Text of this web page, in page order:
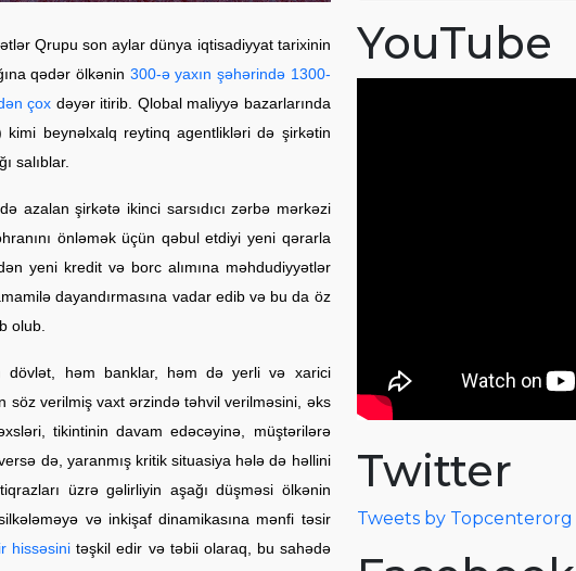
Qrupu son aylar dünya iqtisadiyyat tarixinin
qədər ölkənin 300-ə yaxın şəhərində 1300-
çox dəyər itirib. Qlobal maliyyə bazarlarında
kimi beynəlxalq reytinq agentlikləri də şirkətin
salıblar.
azalan şirkətə ikinci sarsıdıcı zərbə mərkəzi
önləmək üçün qəbul etdiyi yeni qərarla
yeni kredit və borc alımına məhdudiyyətlər
dayandırmasına vadar edib və bu da öz
olub.
dövlət, həm banklar, həm də yerli və xarici
söz verilmiş vaxt ərzində təhvil verilməsini, əks
tikintinin davam edəcəyinə, müştərilərə
də, yaranmış kritik situasiya hələ də həllini
üzrə gəlirliyin aşağı düşməsi ölkənin
və inkişaf dinamikasına mənfi təsir
hissəsini təşkil edir və təbii olaraq, bu sahədə
YouTube
Twitter
Tweets by Topcenterorg